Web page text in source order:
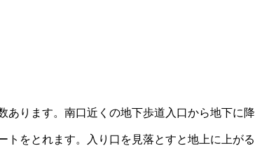
あります。南口近くの地下歩道入口から地下に降
トをとれます。入り口を見落とすと地上に上がる